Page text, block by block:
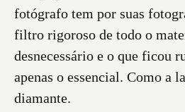
fotógrafo tem por suas
filtro rigoroso de todo o
desnecessário e o que ficou
apenas o essencial. Como a
diamante.